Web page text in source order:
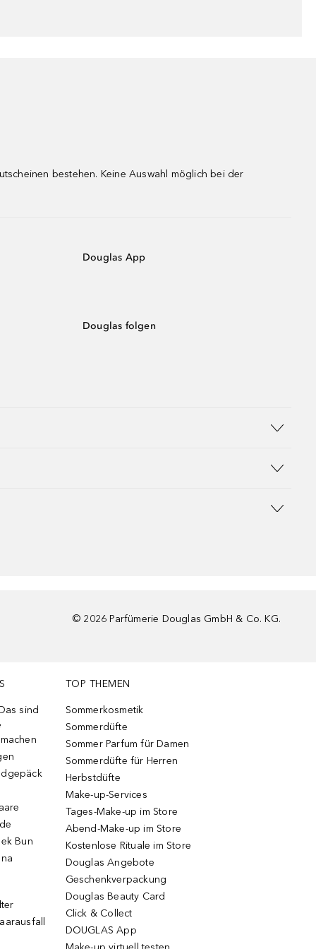
bestehen. Keine Auswahl möglich bei der
Douglas App
Douglas folgen
© 2026 Parfümerie Douglas GmbH & Co. KG.
sind
Bun
TOP THEMEN
Sommerkosmetik
Sommerdüfte
Sommer Parfum für Damen
Sommerdüfte für Herren
Herbstdüfte
Make-up-Services
Tages-Make-up im Store
Abend-Make-up im Store
Kostenlose Rituale im Store
Douglas Angebote
Geschenkverpackung
Douglas Beauty Card
Click & Collect
DOUGLAS App